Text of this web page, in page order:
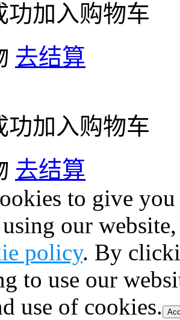
功加入购物车
去结算
功加入购物车
去结算
to give
our
policy. By
to use our
use of cookies.